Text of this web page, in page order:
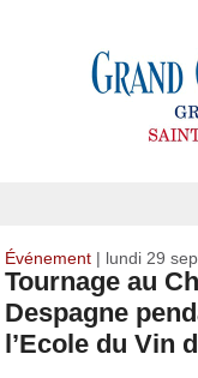
Événement | lundi 29
Tournage au
Despagne
l’Ecole du Vin